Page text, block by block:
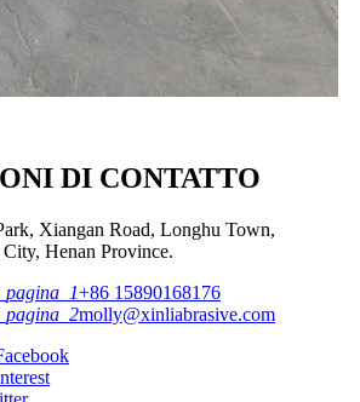
DI CONTATTO
Xiangan Road, Longhu Town,
Henan Province.
+86 15890168176
molly@xinliabrasive.com